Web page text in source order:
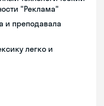
"Реклама"
и преподавала
легко и